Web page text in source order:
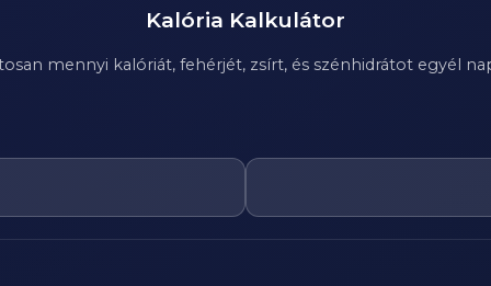
Kalória Kalkulátor
mennyi kalóriát, fehérjét, zsírt, és szénhidrátot egyél